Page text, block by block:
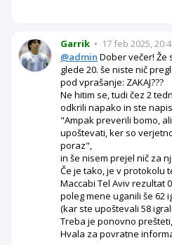
Garrik • 17 feb 2025,
@admin Dober večer! Že
glede 20. še niste nič
pod vprašanje: ZAKAJ???
Ne hitim se, tudi čez 2
odkrili napako in ste
"Ampak preverili bomo,
upoštevati, ker so
poraz",
in še nisem prejel nič za
Če je tako, je v protokolu
Maccabi Tel Aviv rezultat
poleg mene uganili še 62
(kar ste upoštevali 58
Treba je ponovno
Hvala za povratne